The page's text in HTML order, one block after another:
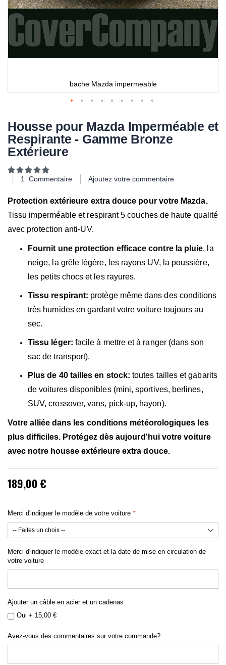
bache Mazda impermeable
Housse pour Mazda Imperméable et
Respirante - Gamme Bronze
Extérieure
Notation:
100
1 Commentaire Ajoutez votre commentaire
Protection extérieure extra douce pour votre Mazda.
Tissu imperméable et respirant 5 couches de haute qualité
avec protection anti-UV.
Fournit une protection efficace contre la pluie, la
neige, la grêle légère, les rayons UV, la poussière,
les petits chocs et les rayures.
Tissu respirant: protège même dans des conditions
très humides en gardant votre voiture toujours au
sec.
Tissu léger: facile à mettre et à ranger (dans son
sac de transport).
Plus de 40 tailles en stock: toutes tailles et gabarits
de voitures disponibles (mini, sportives, berlines,
SUV, crossover, vans, pick-up, hayon).
Votre alliée dans les conditions météorologiques les
plus difficiles. Protégez dès aujourd'hui votre voiture
avec notre housse extérieure extra douce.
189,00 €
Merci d'indiquer le modèle de votre voiture
Merci d'indiquer le modèle exact et la date de mise en circulation de
votre voiture
Ajouter un câble en acier et un cadenas
Oui + 15,00 €
Avez-vous des commentaires sur votre commande?